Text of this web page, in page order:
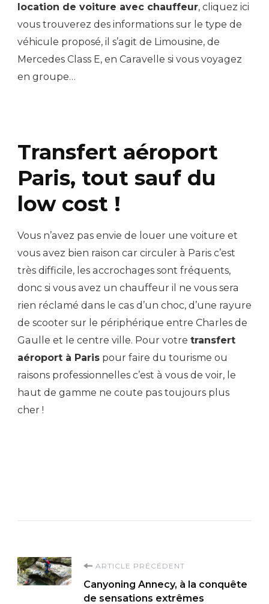
location de voiture avec chauffeur, cliquez ici
vous trouverez des informations sur le type de
véhicule proposé, il s’agit de Limousine, de
Mercedes Class E, en Caravelle si vous voyagez
en groupe…
Transfert aéroport
Paris, tout sauf du
low cost !
Vous n’avez pas envie de louer une voiture et
vous avez bien raison car circuler à Paris c’est
très difficile, les accrochages sont fréquents,
donc si vous avez un chauffeur il ne vous sera
rien réclamé dans le cas d’un choc, d’une rayure
de scooter sur le périphérique entre Charles de
Gaulle et le centre ville. Pour votre transfert
aéroport à Paris pour faire du tourisme ou
raisons professionnelles c’est à vous de voir, le
haut de gamme ne coute pas toujours plus
cher !
Navigation
ARTICLE PRÉCÉDENT
Canyoning Annecy, à la conquête
de sensations extrêmes